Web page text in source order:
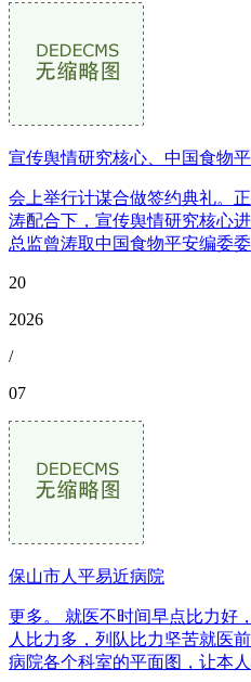
宣传舆情研究核心、中国食物
会上举行计谋合做签约典礼。
涛配合下，宣传舆情研究核心
总监曾涛取中国食物平安编委
20
2026
/
07
保山市人平易近病院
更多。 就医不时间早点比力好
人比力多，列队比力坚苦就医
病院各个科室的平面图，让本